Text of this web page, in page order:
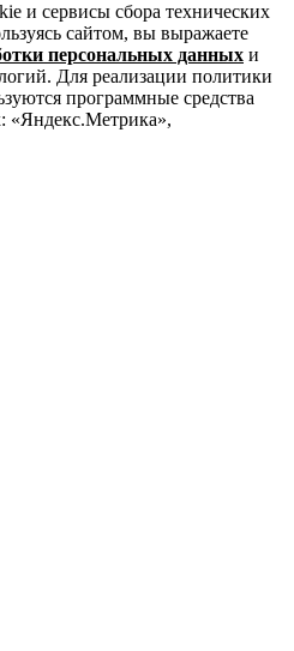
и сервисы сбора технических
сайтом, вы выражаете
персональных данных и
Для реализации политики
программные средства
«Яндекс.Метрика»,